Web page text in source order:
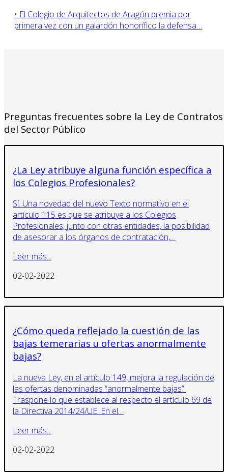
• El Colegio de Arquitectos de Aragón premia por
primera vez con un galardón honorífico la defensa…
Preguntas frecuentes sobre la Ley de Contratos
del Sector Público
¿La Ley atribuye alguna función específica a
los Colegios Profesionales?
Sí. Una novedad del nuevo Texto normativo en el
artículo 115 es que se atribuye a los Colegios
Profesionales, junto con otras entidades, la posibilidad
de asesorar a los órganos de contratación,…
Leer más...
02-02-2022
¿Cómo queda reflejado la cuestión de las
bajas temerarias u ofertas anormalmente
bajas?
La nueva Ley, en el artículo 149, mejora la regulación de
las ofertas denominadas “anormalmente bajas”.
Traspone lo que establece al respecto el artículo 69 de
la Directiva 2014/24/UE. En el…
Leer más...
02-02-2022